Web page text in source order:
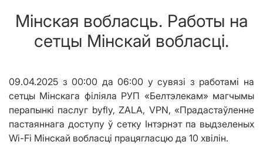
Мінская вобласць. Работы на
сетцы Мінскай вобласці.
09.04.2025 з 00:00 да 06:00 у сувязі з работамі на
сетцы Мінскага філіяла РУП «Белтэлекам» магчымы
перапынкі паслуг byfly, ZALA, VPN, «Прадастаўленне
пастаяннага доступу ў сетку Інтэрнэт па выдзеленых
Wi-Fi Мінскай вобласці працягласцю да 10 хвілiн.